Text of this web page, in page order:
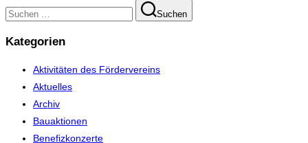
Suchen
nach:
Suchen
Kategorien
Aktivitäten des Fördervereins
Aktuelles
Archiv
Bauaktionen
Benefizkonzerte